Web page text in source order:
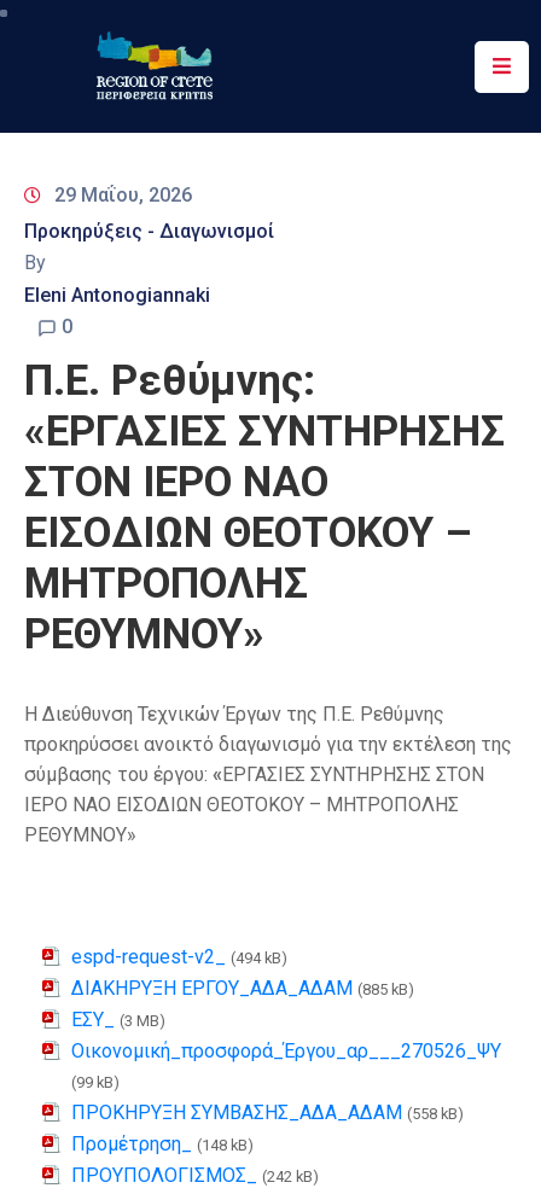
Περιφέρεια
&
Δράσεις
Ψηφιακές
Επικοινωνία
29 Μαΐου, 2026
Προκηρύξεις - Διαγωνισμοί
By
Eleni Antonogiannaki
0
Π.Ε. Ρεθύμνης:
«ΕΡΓΑΣΙΕΣ ΣΥΝΤΗΡΗΣΗΣ
ΣΤΟΝ ΙΕΡΟ ΝΑΟ
ΕΙΣΟΔΙΩΝ ΘΕΟΤΟΚΟΥ –
ΜΗΤΡΟΠΟΛΗΣ
ΡΕΘΥΜΝΟΥ»
Η Διεύθυνση Τεχνικών Έργων της Π.Ε. Ρεθύμνης
προκηρύσσει ανοικτό διαγωνισμό για την εκτέλεση της
σύμβασης του έργου: «ΕΡΓΑΣΙΕΣ ΣΥΝΤΗΡΗΣΗΣ ΣΤΟΝ
ΙΕΡΟ ΝΑΟ ΕΙΣΟΔΙΩΝ ΘΕΟΤΟΚΟΥ – ΜΗΤΡΟΠΟΛΗΣ
ΡΕΘΥΜΝΟΥ»
espd-request-v2_ (494 kB)
ΔΙΑΚΗΡΥΞΗ ΕΡΓΟΥ_ΑΔΑ_ΑΔΑΜ (885 kB)
ΕΣΥ_ (3 MB)
Οικονομική_προσφορά_Έργου_αρ___270526_ΨΥ
(99 kB)
ΠΡΟΚΗΡΥΞΗ ΣΥΜΒΑΣΗΣ_ΑΔΑ_ΑΔΑΜ (558 kB)
Προμέτρηση_ (148 kB)
ΠΡΟΥΠΟΛΟΓΙΣΜΟΣ_ (242 kB)